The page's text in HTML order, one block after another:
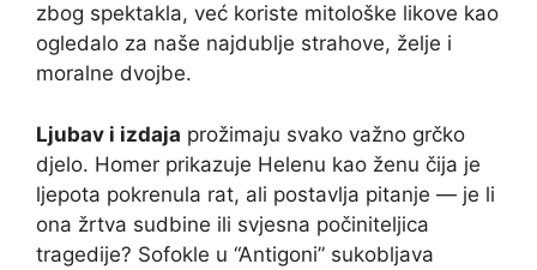
zbog spektakla, već koriste mitološke likove kao
ogledalo za naše najdublje strahove, želje i
moralne dvojbe.
Ljubav i izdaja prožimaju svako važno grčko
djelo. Homer prikazuje Helenu kao ženu čija je
ljepota pokrenula rat, ali postavlja pitanje — je li
ona žrtva sudbine ili svjesna počiniteljica
tragedije? Sofokle u “Antigoni” sukobljava